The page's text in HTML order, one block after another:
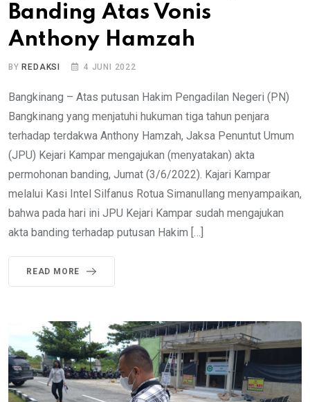
Banding Atas Vonis
Anthony Hamzah
BYREDAKSI 4 JUNI 2022
Bangkinang – Atas putusan Hakim Pengadilan Negeri (PN)
Bangkinang yang menjatuhi hukuman tiga tahun penjara
terhadap terdakwa Anthony Hamzah, Jaksa Penuntut Umum
(JPU) Kejari Kampar mengajukan (menyatakan) akta
permohonan banding, Jumat (3/6/2022). Kajari Kampar
melalui Kasi Intel Silfanus Rotua Simanullang menyampaikan,
bahwa pada hari ini JPU Kejari Kampar sudah mengajukan
akta banding terhadap putusan Hakim […]
READ MORE